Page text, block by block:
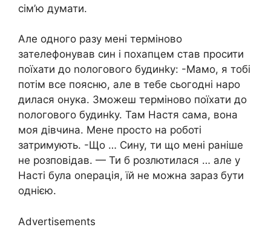
сім’ю думати.
Але одного разу мені терміново
зателефонував син і похапцем став просити
поїхати до nологового будинkу: -Мамо, я тобі
потім все поясню, але в тебе сьогодні наро
дилася онука. Зможеш терміново поїхати до
nологового будинkу. Там Настя сама, вона
моя дівчина. Мене просто на роботі
затримують. -Що … Сину, ти що мені раніше
не розповідав. — Ти б розлютилася … але у
Насті була оnерація, їй не можна зараз бути
однією.
Advertisements